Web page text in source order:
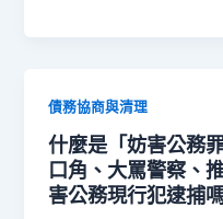
債務協商與清理
什麼是「妨害公務
口角、大罵警察、
害公務現行犯逮捕